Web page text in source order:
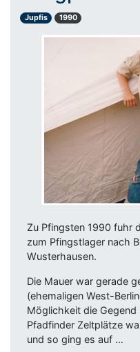
Jupfis 1990
Zu Pfingsten 1990 fuhr
zum Pfingstlager nach
Wusterhausen.
Die Mauer war gerade
(ehemaligen West-
Möglichkeit die Gegend
Pfadfinder Zeltplätze
und so ging es auf …